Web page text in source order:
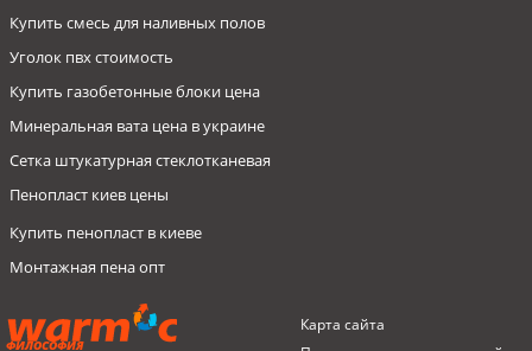
Купить смесь для наливных полов
Уголок пвх стоимость
Купить газобетонные блоки цена
Минеральная вата цена в украине
Сетка штукатурная стеклотканевая
Пенопласт киев цены
Купить пенопласт в киеве
Монтажная пена опт
Заготовки из пенопласта оптом
Самовыравнивающийся пол цена харьков
Герметик
Пенопласт 70 мм до 13 кг/м3
Пенопласт 100 мм
Сетка фасадная ECONOMIC 160, LATYMER
Пенополистирол экструдированный (стиродур) PNP,
ФИЛОСОФИЯ
Карта сайта